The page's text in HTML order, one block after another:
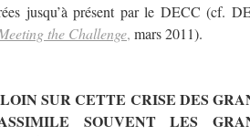
jusqu’à présent par le DECC (cf.
the Challenge, mars 2011).
SUR CETTE CRISE DES
SOUVENT LES